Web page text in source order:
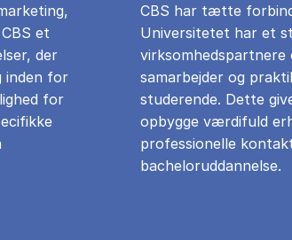
et
der
inden for
for
CBS har tætte
Universitetet har et
samarbejder og
studerende. Dette
opbygge værdifuld
professionelle
bacheloruddannelse.